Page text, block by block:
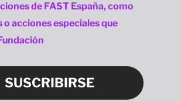
de FAST España, como
o acciones especiales que
SUSCRIBIRSE